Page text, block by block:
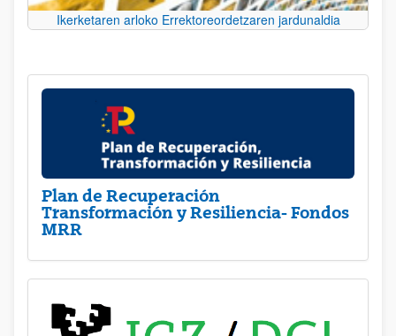
Ikerketaren arloko Errektoreordetzaren jardunaldia
Plan de Recuperación
Transformación y Resiliencia- Fondos
MRR